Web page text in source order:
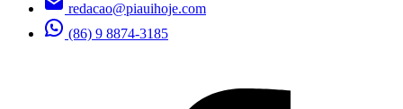
redacao@piauihoje.com
(86) 9 8874-3185